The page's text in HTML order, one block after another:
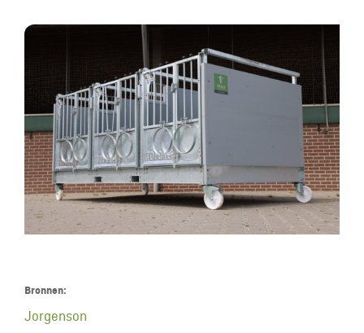
6 december 2022
Trio Kalverbox
Bronnen:
Jorgenson